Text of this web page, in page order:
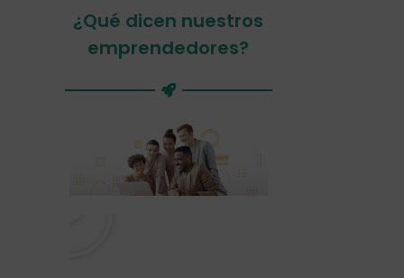
¿Qué dicen nuestros
emprendedores?